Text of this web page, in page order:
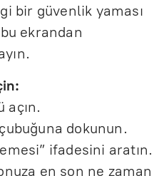
bir güvenlik yaması
ekrandan
açın.
dokunun.
ifadesini aratın.
en son ne zaman